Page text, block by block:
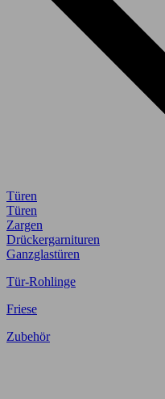
Türen
Türen
Zargen
Drückergarnituren
Ganzglastüren
Tür-Rohlinge
Friese
Zubehör